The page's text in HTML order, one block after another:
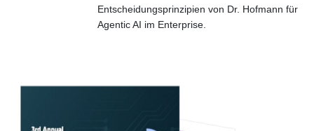
Entscheidungsprinzipien von Dr. Hofmann für
Agentic AI im Enterprise.